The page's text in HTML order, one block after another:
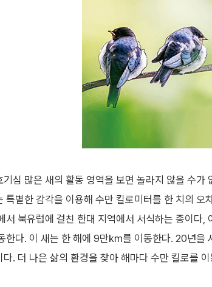
기심 많은 새의 활동 영역을 보면 놀라지 않을 수가
특별한 감각을 이용해 수만 킬로미터를 한 치의
서 북유럽에 걸친 한대 지역에서 서식하는 종이
한다. 이 새는 한 해에 9만㎞를 이동한다. 20년을
다. 더 나은 삶의 환경을 찾아 해마다 수만 킬로를